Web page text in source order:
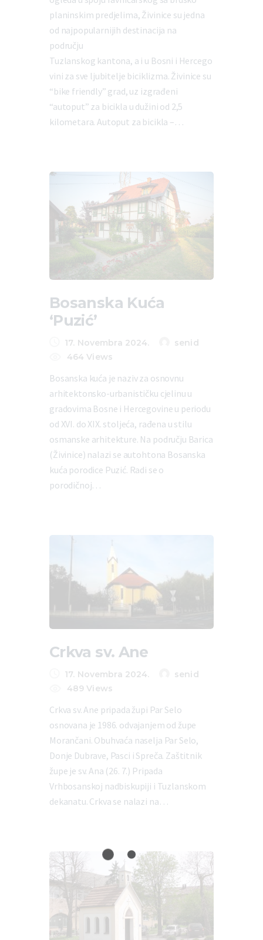
planinskim predjelima, Živinice su jedna
od najpopularnijih destinacija na
području
Tuzlanskog kantona, a i u Bosni i Hercego
vini za sve ljubitelje biciklizma. Živinice su
“bike friendly” grad, uz izgrađeni
“autoput” za bicikla u dužini od 2,5
kilometara. Autoput za bicikla –…
Bosanska Kuća
‘Puzić’
17. Novembra 2024.
senid
464 Views
Bosanska kuća je naziv za osnovnu
arhitektonsko-urbanističku cjelinu u
gradovima Bosne i Hercegovine u periodu
od XVI. do XIX. stoljeća, rađena u stilu
osmanske arhitekture. Na području Barica
(Živinice) nalazi se autohtona Bosanska
kuća porodice Puzić. Radi se o
porodičnoj…
Crkva sv. Ane
17. Novembra 2024.
senid
489 Views
Crkva sv. Ane pripada župi Par Selo
osnovana je 1986. odvajanjem od župe
Morančani. Obuhvaća naselja Par Selo,
Donje Dubrave, Pasci i Spreča. Zaštitnik
župe je sv. Ana (26. 7.) Pripada
Vrhbosanskoj nadbiskupiji i Tuzlanskom
dekanatu. Crkva se nalazi na…